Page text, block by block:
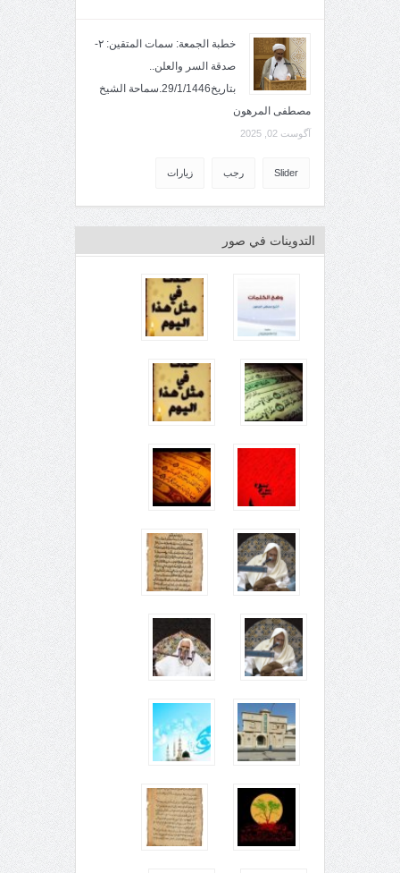
خطبة الجمعة: سمات المتقين: ٢-
صدقة السر والعلن..
بتاريخ29/1/1446.سماحة الشيخ
مصطفى المرهون
آگوست 02, 2025
Slider رجب زيارات
التدوينات في صور